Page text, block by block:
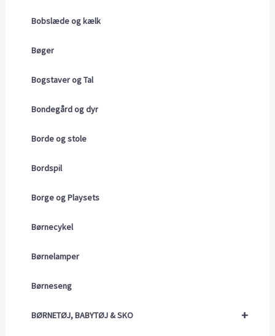
Bobslæde og kælk
Bøger
Bogstaver og Tal
Bondegård og dyr
Borde og stole
Bordspil
Borge og Playsets
Børnecykel
Børnelamper
Børneseng
+
BØRNETØJ, BABYTØJ & SKO